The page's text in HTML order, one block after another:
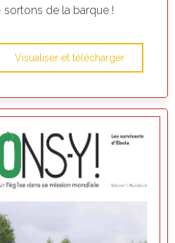
sortons de la barque !
Visualiser et télécharger